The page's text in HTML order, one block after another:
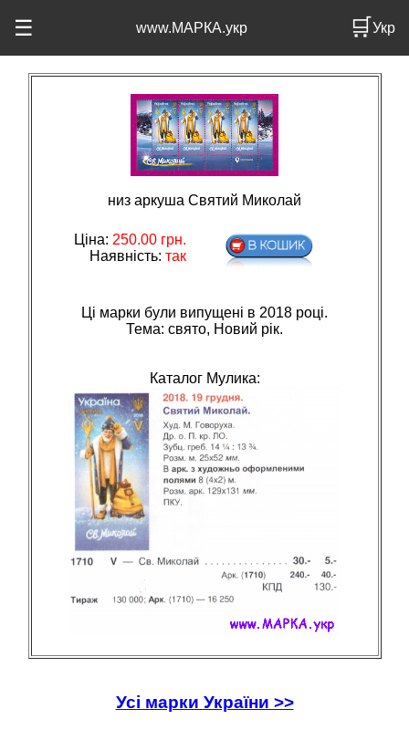
☰ www.МАРКА.укр 🛒Укр
низ аркуша Святий Миколай
Ціна: 250.00грн.
Наявність: так
Ці марки були випущені в 2018 році.
Тема: свято, Новий рiк.
Каталог Мулика:
Усі марки України >>